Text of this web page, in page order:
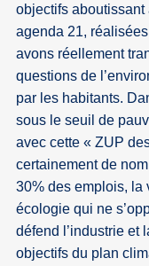
objectifs
agenda 21,
avons réellement
questions de
par les habitants.
sous le seuil de
avec cette « ZUP
certainement de
30% des emplois, la
écologie qui ne
défend l’industrie et
objectifs du plan